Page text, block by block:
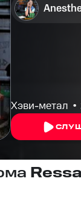
Хэви-метал